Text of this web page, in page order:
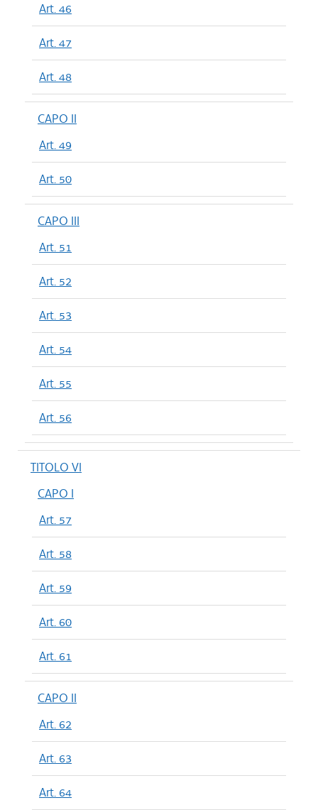
Art. 46
Art. 47
Art. 48
CAPO II
Art. 49
Art. 50
CAPO III
Art. 51
Art. 52
Art. 53
Art. 54
Art. 55
Art. 56
TITOLO VI
CAPO I
Art. 57
Art. 58
Art. 59
Art. 60
Art. 61
CAPO II
Art. 62
Art. 63
Art. 64